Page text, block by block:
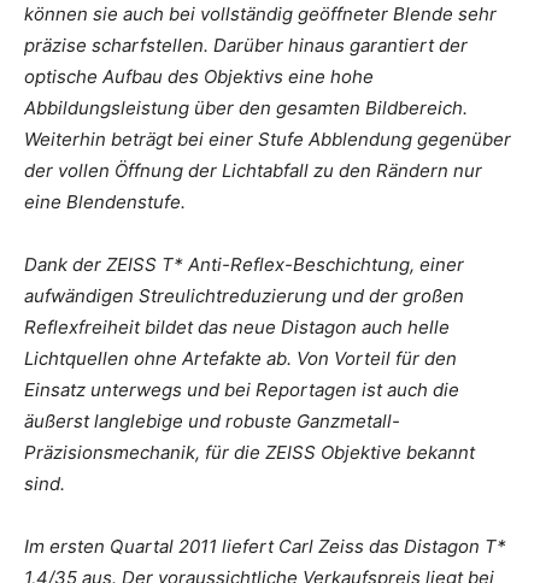
können sie auch bei vollständig geöffneter Blende sehr
präzise scharfstellen. Darüber hinaus garantiert der
optische Aufbau des Objektivs eine hohe
Abbildungsleistung über den gesamten Bildbereich.
Weiterhin beträgt bei einer Stufe Abblendung gegenüber
der vollen Öffnung der Lichtabfall zu den Rändern nur
eine Blendenstufe.
Dank der ZEISS T* Anti-Reflex-Beschichtung, einer
aufwändigen Streulichtreduzierung und der großen
Reflexfreiheit bildet das neue Distagon auch helle
Lichtquellen ohne Artefakte ab. Von Vorteil für den
Einsatz unterwegs und bei Reportagen ist auch die
äußerst langlebige und robuste Ganzmetall-
Präzisionsmechanik, für die ZEISS Objektive bekannt
sind.
Im ersten Quartal 2011 liefert Carl Zeiss das Distagon T*
1,4/35 aus. Der voraussichtliche Verkaufspreis liegt bei